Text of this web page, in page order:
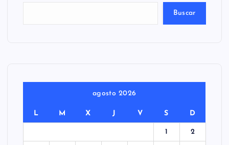
Buscar
agosto 2026
L M X J V S D
1 2